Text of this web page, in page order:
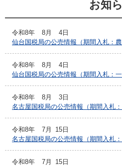
お知
令和8年 8月
4日
仙台国税局の公売情報（期間入札：
令和8年 8月
4日
仙台国税局の公売情報（期間入札：
令和8年 8月
3日
名古屋国税局の公売情報（期間入札
令和8年 7月
15日
名古屋国税局の公売情報（期間入札
令和8年 7月
15日